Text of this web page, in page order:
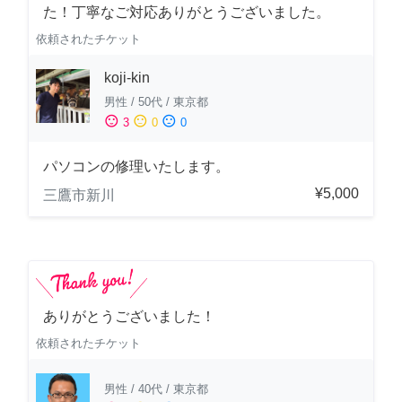
た！丁寧なご対応ありがとうございました。
依頼されたチケット
koji-kin
男性 / 50代 / 東京都
sentiment_satisfied 3 sentiment_neutral 0 sentiment_dissatisfied 0
パソコンの修理いたします。
三鷹市新川
¥5,000
ありがとうございました！
依頼されたチケット
男性 / 40代 / 東京都